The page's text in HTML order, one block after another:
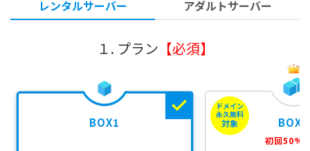
v
e
g
a
ç
ã
レンタルサーバー アダルトサーバー
１. プラン 【必須】
BOX1
ドメイン
永久無料
対象 BOX2
初回